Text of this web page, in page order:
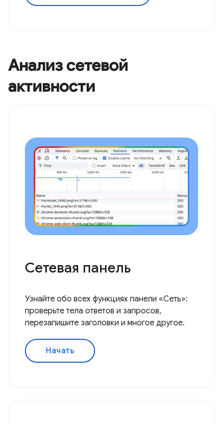
Анализ сетевой
активности
Сетевая панель
Узнайте обо всех функциях панели «Сеть»:
проверьте тела ответов и запросов,
перезапишите заголовки и многое другое.
Начать